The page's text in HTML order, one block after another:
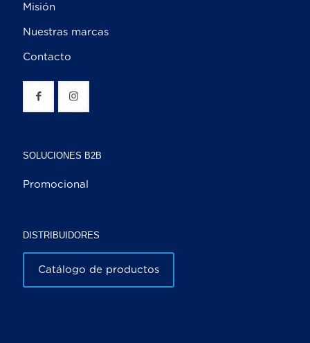
Misión
Nuestras marcas
Contacto
SOLUCIONES B2B
Promocional
DISTRIBUIDORES
Catálogo de productos